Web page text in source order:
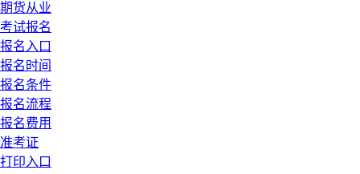
期货从业
考试报名
报名入口
报名时间
报名条件
报名流程
报名费用
准考证
打印入口